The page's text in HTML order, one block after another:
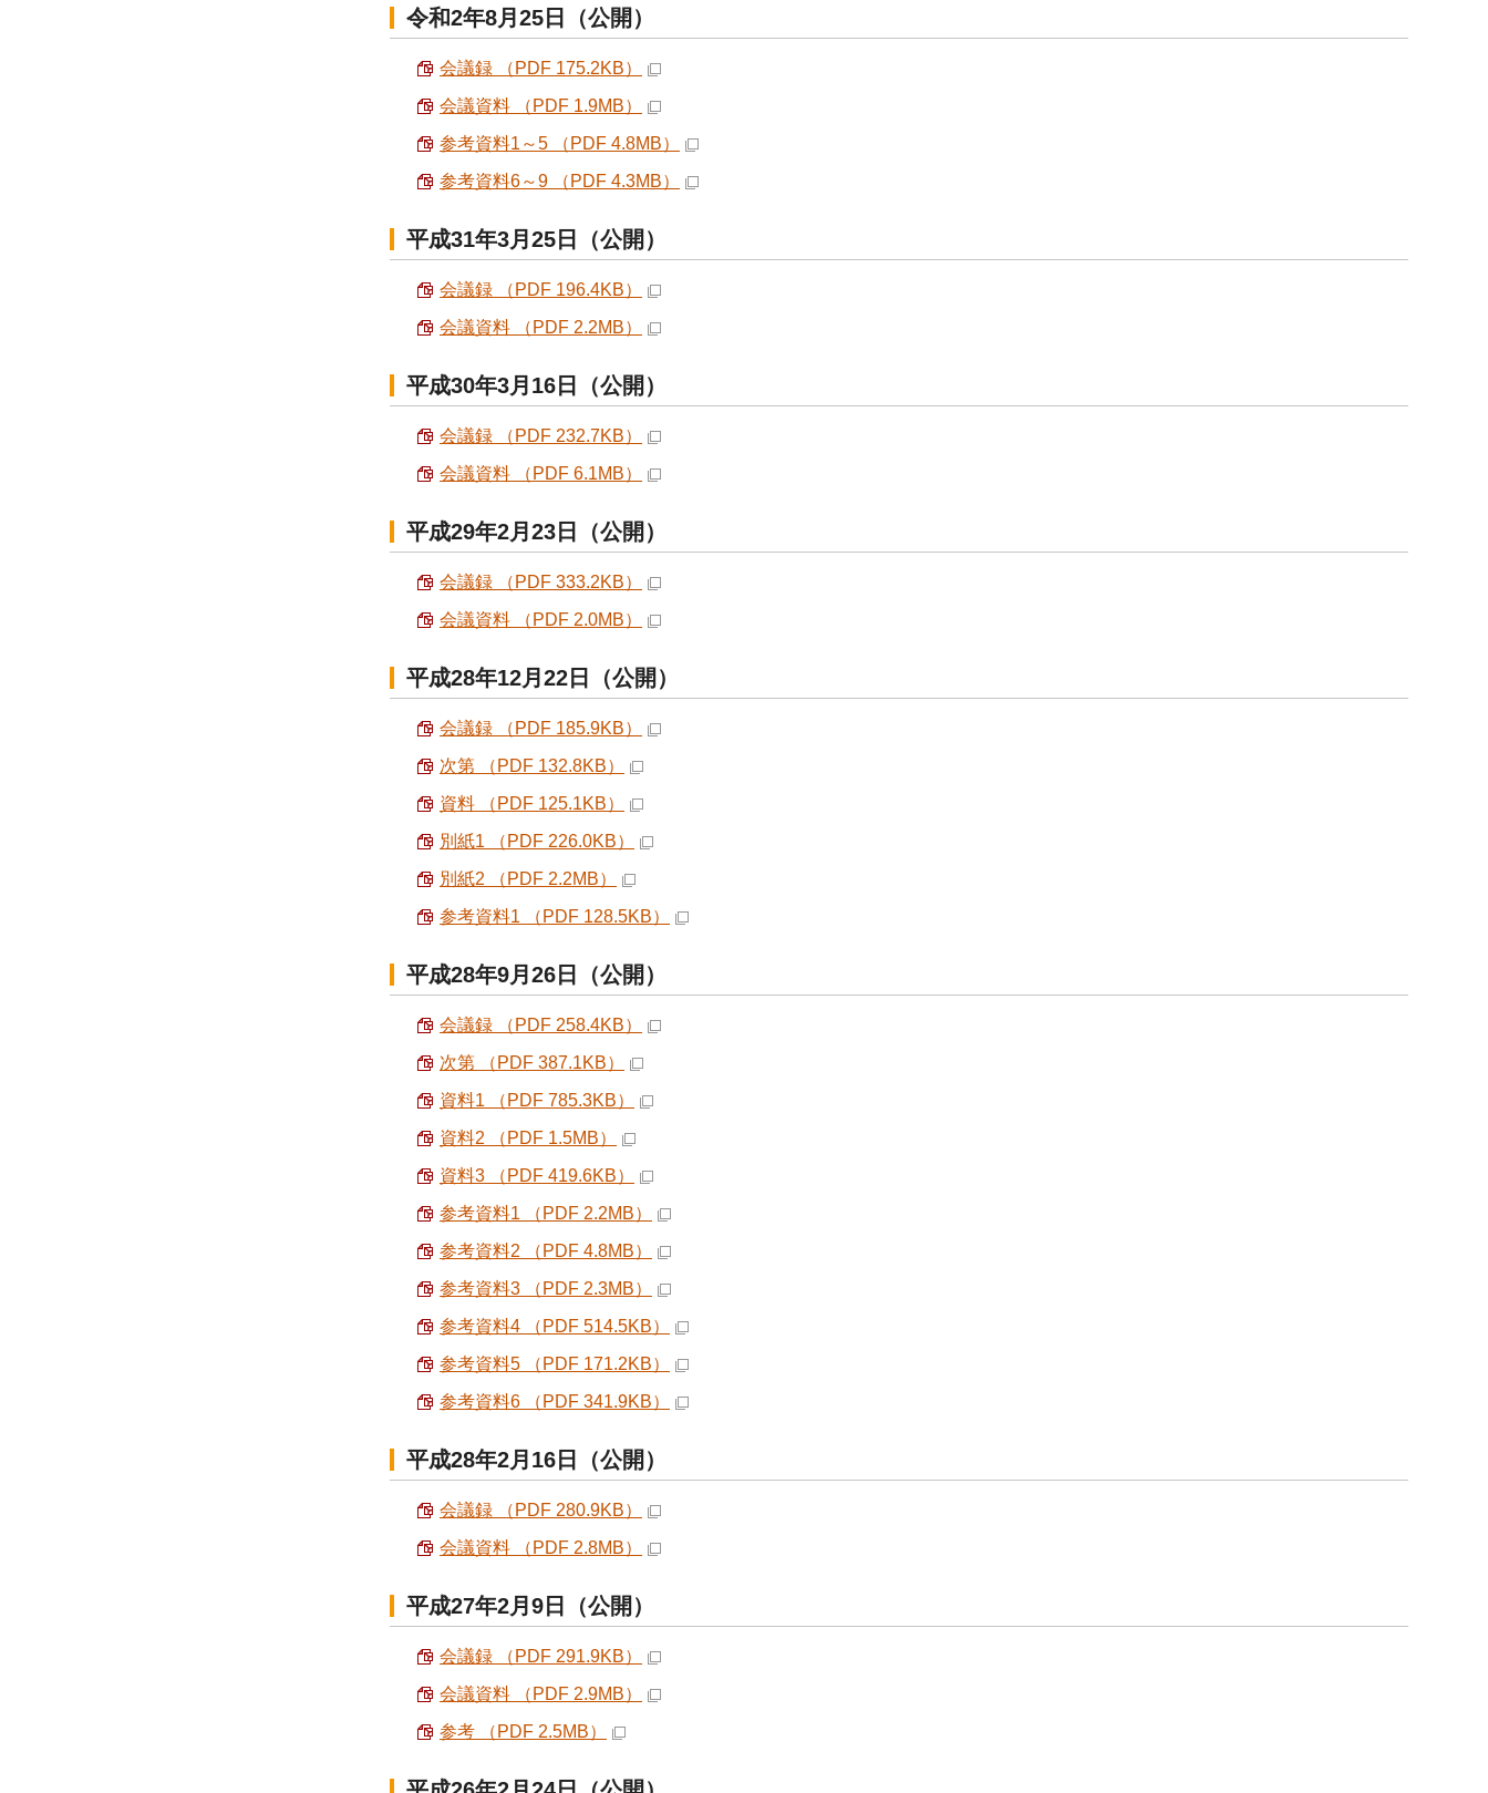
令和2年8月25日（公開）
会議録 （PDF 175.2KB）
会議資料 （PDF 1.9MB）
参考資料1～5 （PDF 4.8MB）
参考資料6～9 （PDF 4.3MB）
平成31年3月25日（公開）
会議録 （PDF 196.4KB）
会議資料 （PDF 2.2MB）
平成30年3月16日（公開）
会議録 （PDF 232.7KB）
会議資料 （PDF 6.1MB）
平成29年2月23日（公開）
会議録 （PDF 333.2KB）
会議資料 （PDF 2.0MB）
平成28年12月22日（公開）
会議録 （PDF 185.9KB）
次第 （PDF 132.8KB）
資料 （PDF 125.1KB）
別紙1 （PDF 226.0KB）
別紙2 （PDF 2.2MB）
参考資料1 （PDF 128.5KB）
平成28年9月26日（公開）
会議録 （PDF 258.4KB）
次第 （PDF 387.1KB）
資料1 （PDF 785.3KB）
資料2 （PDF 1.5MB）
資料3 （PDF 419.6KB）
参考資料1 （PDF 2.2MB）
参考資料2 （PDF 4.8MB）
参考資料3 （PDF 2.3MB）
参考資料4 （PDF 514.5KB）
参考資料5 （PDF 171.2KB）
参考資料6 （PDF 341.9KB）
平成28年2月16日（公開）
会議録 （PDF 280.9KB）
会議資料 （PDF 2.8MB）
平成27年2月9日（公開）
会議録 （PDF 291.9KB）
会議資料 （PDF 2.9MB）
参考 （PDF 2.5MB）